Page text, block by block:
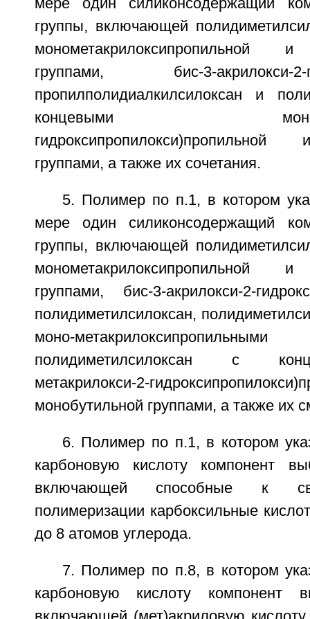
мере один силиконсодержащий
группы, включающей
монометакрилоксипропильной и
группами, бис-3-акрилокси-2-
пропилполидиалкилсилоксан и
концевыми моно-(3-
группами, а также их сочетания.
5. Полимер по п.1, в котором
мере один силиконсодержащий
группы, включающей
монометакрилоксипропильной и
группами, бис-3-акрилокси-2-
полидиметилсилоксан,
моно-
полидиметилсилоксан с
метакрилокси-2-
монобутильной группами, а также их
6. Полимер по п.1, в котором
карбоновую кислоту компонент
включающей способные к
полимеризации карбоксильные
до 8 атомов углерода.
7. Полимер по п.8, в котором
карбоновую кислоту компонент